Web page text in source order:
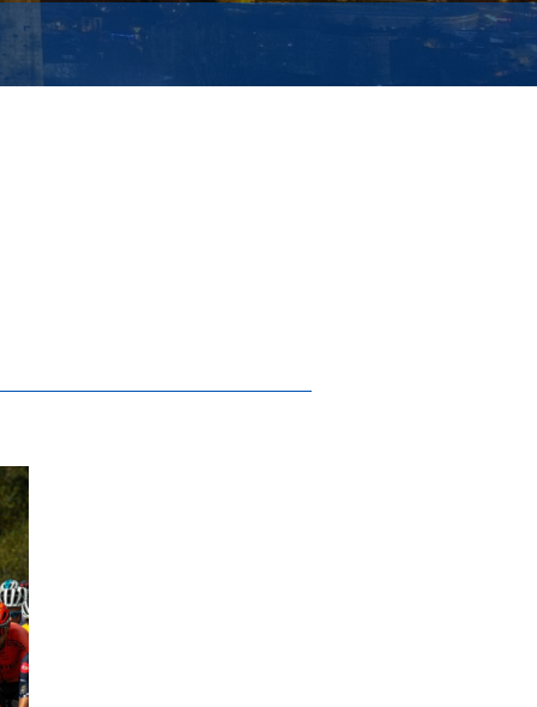
de Gestores do Património Mundial em
etapa do 33.º Grande Prémio de